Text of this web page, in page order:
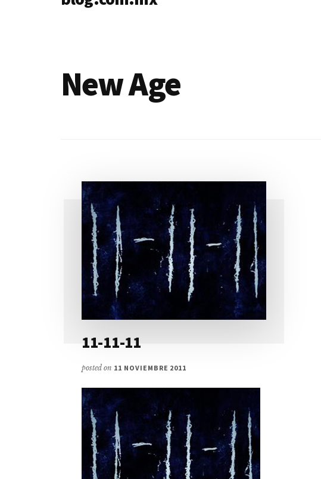
New Age
11-11-11
posted on 11 NOVIEMBRE 2011